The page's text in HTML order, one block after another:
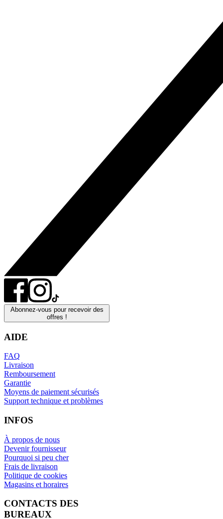
Abonnez-vous pour recevoir des
offres !
AIDE
FAQ
Livraison
Remboursement
Garantie
Moyens de paiement sécurisés
Support technique et problèmes
INFOS
À propos de nous
Devenir fournisseur
Pourquoi si peu cher
Frais de livraison
Politique de cookies
Magasins et horaires
CONTACTS DES
BUREAUX